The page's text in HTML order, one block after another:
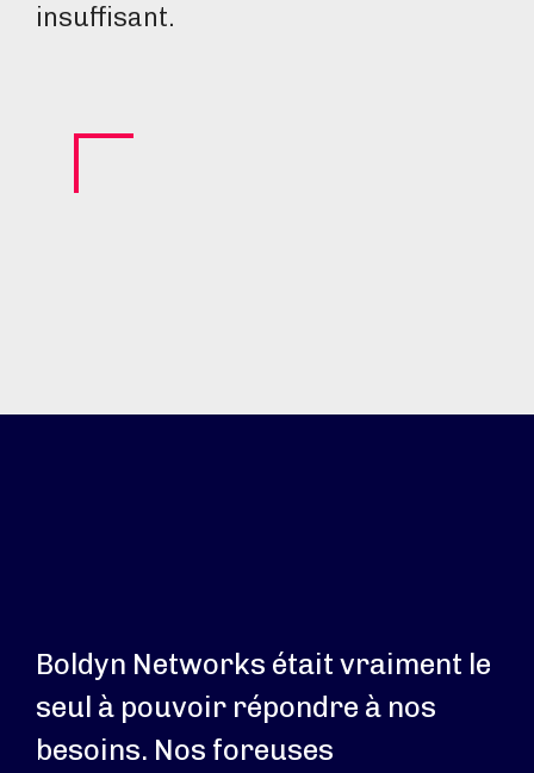
insuffisant.
Boldyn Networks était vraiment le
seul à pouvoir répondre à nos
besoins. Nos foreuses